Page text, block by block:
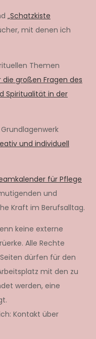
„Schatzkiste
mit denen ich
Themen
die großen Fragen des
Spiritualität in der
und individuell
für Pflege
und
Kraft im Berufsalltag.
keine externe
Alle Rechte
dürfen für den
mit den zu
werden, eine
Kontakt über